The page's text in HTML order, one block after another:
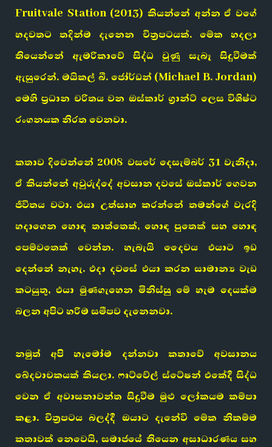
Fruitvale Station (2013) කියන්නේ අන්න ඒ වගේ
හදවතට තදින්ම දැනෙන චිත්‍රපටයක්. මේක හදලා
තියෙන්නේ ඇමරිකාවේ සිද්ධ වුණු සැබෑ සිදුවීමක්
ඇසුරෙන්. මයිකල් බී. ජෝර්ඩන් (Michael B. Jordan)
මෙහි ප්‍රධාන චරිතය වන ඔස්කාර් ග්‍රාන්ට් ලෙස විශිෂ්ට
රංගනයක නිරත වෙනවා.
කතාව දිවෙන්නේ 2008 වසරේ දෙසැම්බර් 31 වැනිදා,
ඒ කියන්නේ අවුරුද්දේ අවසාන දවසේ ඔස්කාර් ගෙවන
ජීවිතය වටා. එයා උත්සාහ කරන්නේ තමන්ගේ වැරදි
හදාගෙන හොඳ තාත්තෙක්, හොඳ පුතෙක් සහ හොඳ
පෙම්වතෙක් වෙන්න. හැබැයි දෛවය එයාට ඉඩ
දෙන්නේ නැහැ. එදා දවසේ එයා කරන සාමාන්‍ය වැඩ
කටයුතු, එයා මුණගැහෙන මිනිස්සු මේ හැම දෙයක්ම
බලන අපිට හරිම සමීපව දැනෙනවා.
නමුත් අපි හැමෝම දන්නවා කතාවේ අවසානය
ඛේදවාචකයක් කියලා. ෆෘට්වේල් ස්ටේෂන් එකේදී සිද්ධ
වෙන ඒ අවාසනාවන්ත සිදුවීම මුළු ලෝකයම කම්පා
කළා. චිත්‍රපටය බලද්දී ඔයාට දැනේවි මේක නිකම්ම
කතාවක් නෙවෙයි, සමාජයේ තියෙන අසාධාරණය සහ